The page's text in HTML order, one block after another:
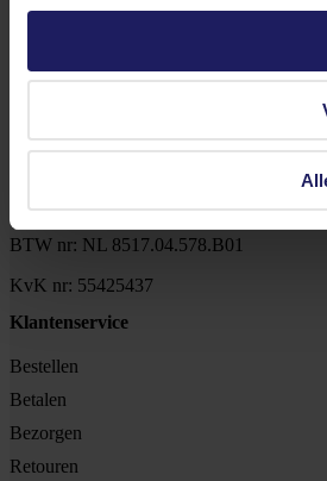
8102 HG Raalte
BTW nr: NL 8517.04.578.B01
KvK nr: 55425437
Klantenservice
Bestellen
Betalen
Bezorgen
Retouren